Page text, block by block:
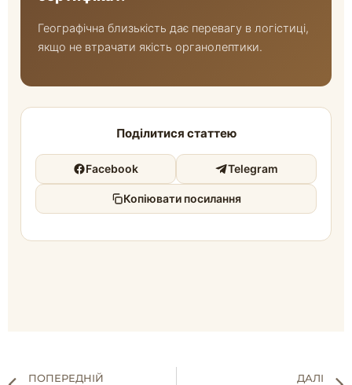
Географічна близькість дає перевагу в логістиці,
якщо не втрачати якість органолептики.
Поділитися статтею
Facebook Telegram
Копіювати посилання
ПОПЕРЕДНІЙ ДАЛІ